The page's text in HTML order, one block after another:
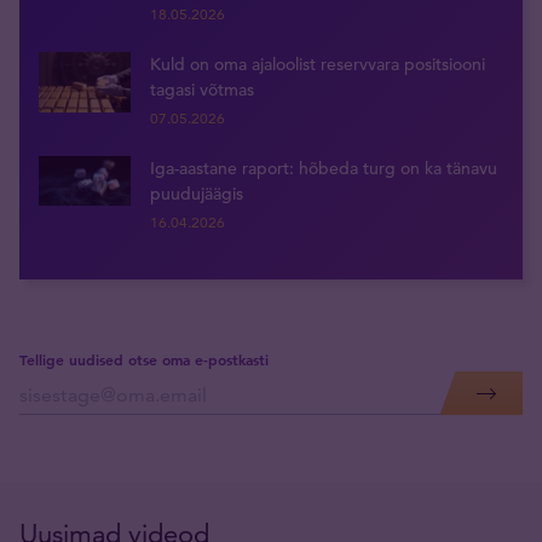
18.05.2026
Kuld on oma ajaloolist reservvara positsiooni
tagasi võtmas
07.05.2026
Iga-aastane raport: hõbeda turg on ka tänavu
puudujäägis
16.04.2026
Tellige uudised otse oma e-postkasti
Uusimad videod